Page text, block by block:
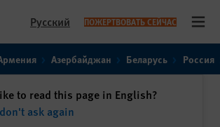
Русский ПОЖЕРТВОВАТЬ СЕЙЧАС
Азербайджан Беларусь Россия
to read this page in English?
ask again